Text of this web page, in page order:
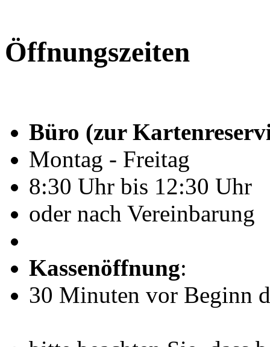
Öffnungszeiten
Büro (zur
Montag - Freitag
8:30 Uhr bis 12:30 Uhr
oder nach Vereinbarung
Kassenöffnung:
30 Minuten vor Beginn